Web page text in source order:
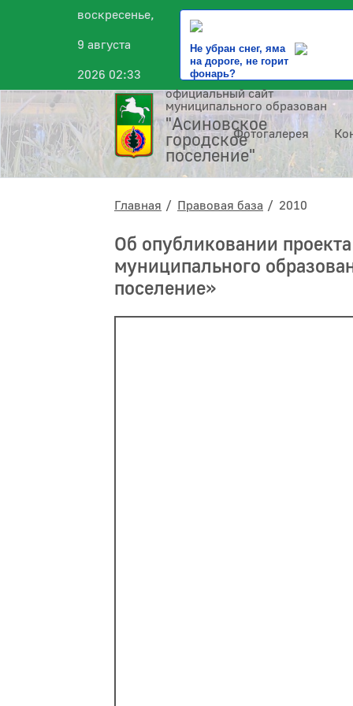
воскресенье,
9 августа
2026 02:33
Не убран снег, яма
на дороге, не горит
фонарь?
официальный сайт
муниципального образования
"Асиновское
городское
поселение"
Фотогалерея
Главная Правовая база 2010
Об опубликовании
муниципального
поселение»